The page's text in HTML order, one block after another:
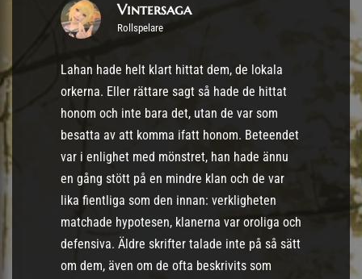
Vintersaga
Rollspelare
Lahan hade helt klart hittat dem, de lokala
orkerna. Eller rättare sagt så hade de hittat
honom och inte bara det, utan de var som
besatta av att komma ifatt honom. Beteendet
var i enlighet med mönstret, han hade ännu
en gång stött på en mindre klan och de var
lika fientliga som den innan: verkligheten
matchade hypotesen, klanerna var oroliga och
defensiva. Äldre skrifter talade inte på så sätt
om dem, även om de ofta beskrivits som